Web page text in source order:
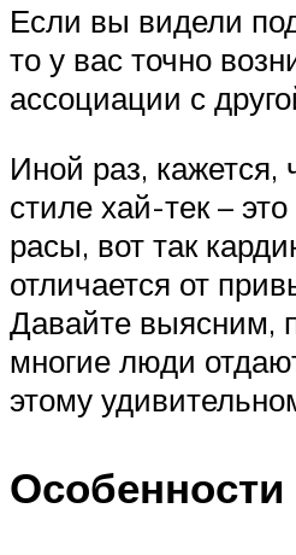
Если вы видели
то у вас точно
ассоциации с
Иной раз, кажется,
стиле хай-тек –
расы, вот так
отличается от
Давайте выясним,
многие люди
этому
Особенности